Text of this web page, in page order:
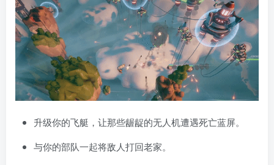
升级你的飞艇，让那些龌龊的无人机遭遇死亡蓝屏。
与你的部队一起将敌人打回老家。